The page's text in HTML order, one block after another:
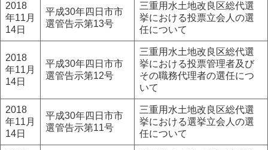
2018
年11月
14日
平成30年四日市市
選管告示第13号
三重用水土地改良区総代選
挙における投票立会人の選
任について
2018
年11月
14日
平成30年四日市市
選管告示第12号
三重用水土地改良区総代選
挙における投票管理者及び
その職務代理者の選任につ
いて
2018
年11月
14日
平成30年四日市市
選管告示第11号
三重用水土地改良区総代選
挙における選挙立会人の選
任について